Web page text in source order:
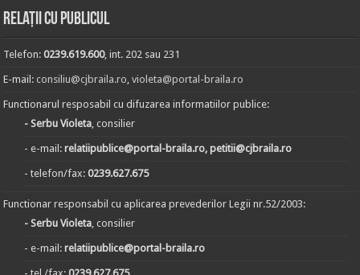
Relații cu publicul
Telefon:0239.619.600, int. 202 sau 231
E-mail:consiliu@cjbraila.ro,violeta@portal-braila.ro
Functionarul resposabil cu difuzarea informatiilor publice:
- Serbu Violeta, consilier
- e-mail:relatiipublice@portal-braila.ro, petitii@cjbraila.ro
- telefon/fax:0239.627.675
Functionar responsabil cu aplicarea prevederilor Legii nr.52/2003:
- Serbu Violeta, consilier
- e-mail:relatiipublice@portal-braila.ro